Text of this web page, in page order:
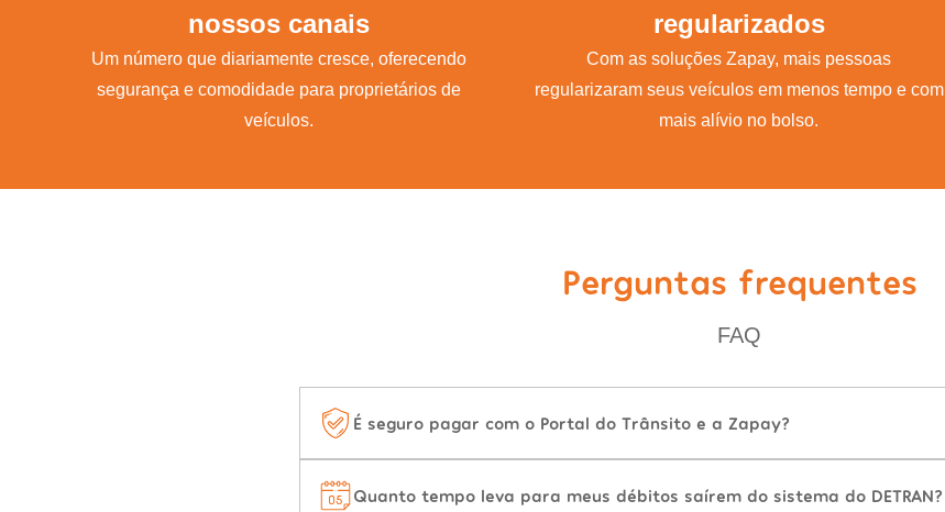
nossos canais
Um número que diariamente cresce, oferecendo
segurança e comodidade para proprietários de
veículos.
regularizados
Com as soluções Zapay, mais pessoas
regularizaram seus veículos em menos tempo e com
mais alívio no bolso.
Perguntas frequentes
FAQ
É seguro pagar com o Portal do Trânsito e a Zapay?
Quanto tempo leva para meus débitos saírem do sistema do DETRAN?